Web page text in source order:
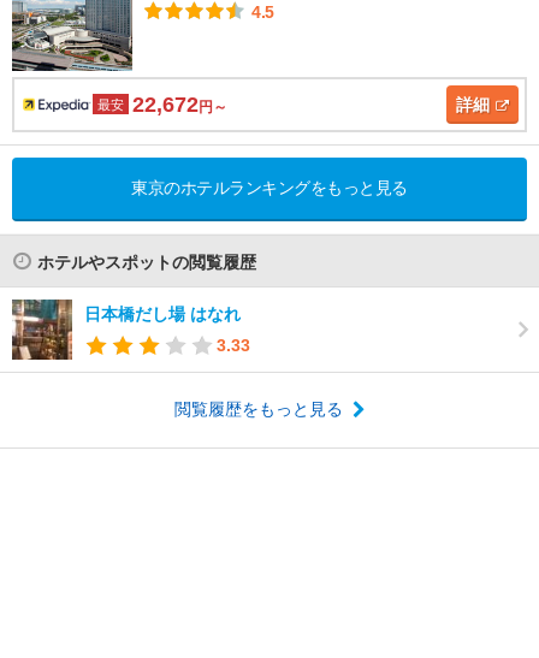
4.5
最安 22,672円～ 詳細
東京のホテルランキングをもっと見る
ホテルやスポットの閲覧履歴
日本橋だし場 はなれ
3.33
閲覧履歴をもっと見る